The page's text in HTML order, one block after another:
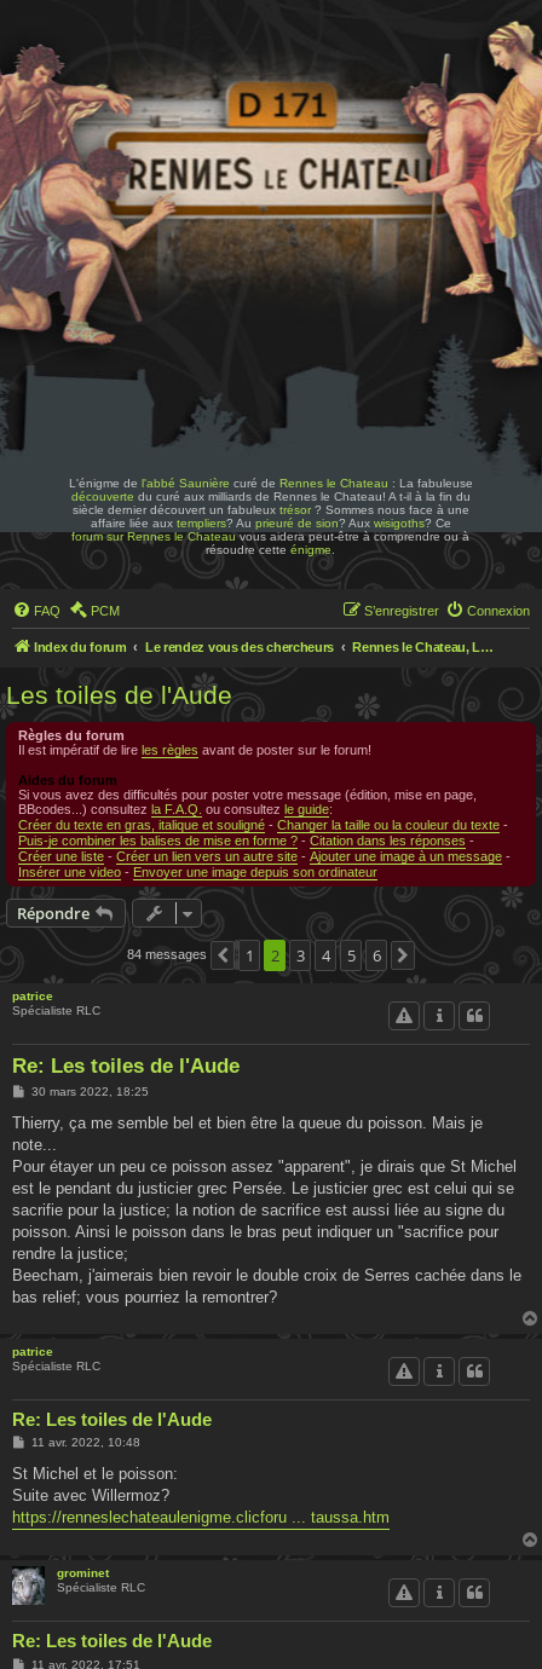
L'énigme de l'abbé Saunière curé de Rennes le Chateau : La fabuleuse
découverte du curé aux milliards de Rennes le Chateau! A t-il à la fin du
siècle dernier découvert un fabuleux trésor? Sommes nous face à une
affaire liée aux templiers? Au prieuré de sion? Aux wisigoths? Ce
forum sur Rennes le Chateauvous aidera peut-être à comprendre ou à
résoudre cetteénigme
FAQ PCM Connexion
S’enregistrer
Index du forum Le rendez vous des chercheurs Rennes le Chateau, Le rendez-vous des chercheurs
Les toiles de l'Aude
Règles du forum
Il est impératif de lire les règles avant de poster sur le forum!
Aides du forum
Si vous avez des difficultés pour poster votre message (édition, mise en page,
BBcodes...) consultez la F.A.Q. ou consultez le guide:
Créer du texte en gras, italique et souligné - Changer la taille ou la couleur du texte -
Puis-je combiner les balises de mise en forme ? - Citation dans les réponses -
Créer une liste - Créer un lien vers un autre site - Ajouter une image à un message -
Insérer une video - Envoyer une image depuis son ordinateur
Répondre
84 messages Précédente
1 2 3 4 5 6 Suivante
patrice
Spécialiste RLC
Re: Les toiles de l'Aude
M
s
a
g
30 mars 2022, 18:25
Thierry, ça me semble bel et bien être la queue du poisson. Mais je
note...
Pour étayer un peu ce poisson assez "apparent", je dirais que St Michel
est le pendant du justicier grec Persée. Le justicier grec est celui qui se
sacrifie pour la justice; la notion de sacrifice est aussi liée au signe du
poisson. Ainsi le poisson dans le bras peut indiquer un "sacrifice pour
rendre la justice;
Beecham, j'aimerais bien revoir le double croix de Serres cachée dans le
bas relief; vous pourriez la remontrer?
patrice
Spécialiste RLC
Re: Les toiles de l'Aude
M
s
a
g
e
11 avr. 2022, 10:48
St Michel et le poisson:
Suite avec Willermoz?
https://renneslechateaulenigme.clicforu ... taussa.htm
grominet
Spécialiste RLC
Re: Les toiles de l'Aude
M11 avr. 2022, 17:51